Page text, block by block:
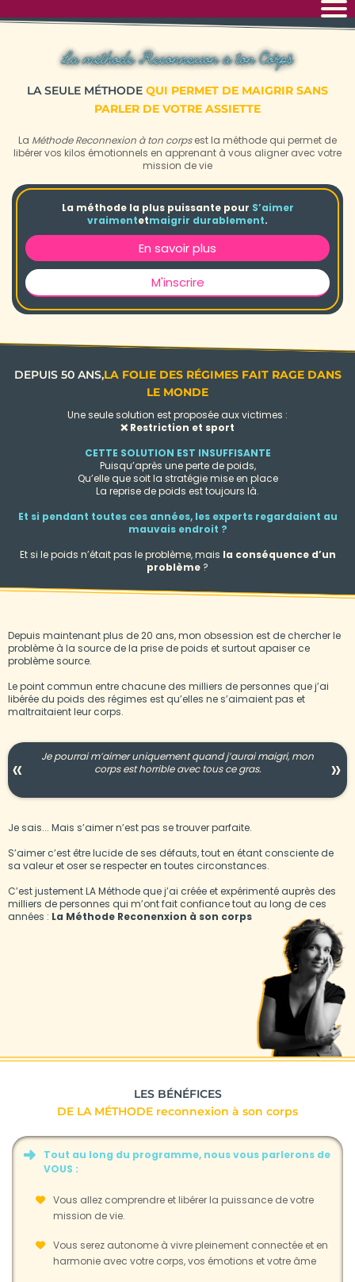
LA SEULE MÉTHODE QUI PERMET DE MAIGRIR SANS
PARLER DE VOTRE ASSIETTE
La Méthode Reconnexion à ton corpsest la méthode qui permet de
libérer vos kilos émotionnels en apprenant à vous aligner avec votre
mission de vie
La méthode la plus puissante pour S’aimer
vraimentetmaigrir durablement.
En savoir plus
M'inscrire
DEPUIS 50 ANS,LA FOLIE DES RÉGIMES FAIT RAGE DANS
LE MONDE
Une seule solution est proposée aux victimes :
❌ Restriction et sport
CETTE SOLUTION EST INSUFFISANTE
Puisqu’après une perte de poids,
Qu’elle que soit la stratégie mise en place
La reprise de poids est toujours là.
Et si pendant toutes ces années, les experts regardaient au
mauvais endroit ?
Et si le poids n’était pas le problème, mais la conséquence d’un
problème ?
Depuis maintenant plus de 20 ans, mon obsession est de chercher le
problème à la source de la prise de poids et surtout apaiser ce
problème source.
Le point commun entre chacune des milliers de personnes que j’ai
libérée du poids des régimes est qu’elles ne s’aimaient pas et
maltraitaient leur corps.
«
Je pourrai m’aimer uniquement quand j’aurai maigri, mon
corps est horrible avec tous ce gras.
»
Je sais... Mais s’aimer n’est pas se trouver parfaite.
S’aimer c’est être lucide de ses défauts, tout en étant consciente de
sa valeur et oser se respecter en toutes circonstances.
C’est justement LA Méthode que j’ai créée et expérimenté auprès des
milliers de personnes qui m’ont fait confiance tout au long de ces
années : La Méthode Reconenxion à son corps
LES BÉNÉFICES
DE LA MÉTHODE reconnexion à son corps
Tout au long du programme, nous vous parlerons de
VOUS :
Vous allez comprendre et libérer la puissance de votre
mission de vie.
Vous serez autonome à vivre pleinement connectée et en
harmonie avec votre corps, vos émotions et votre âme